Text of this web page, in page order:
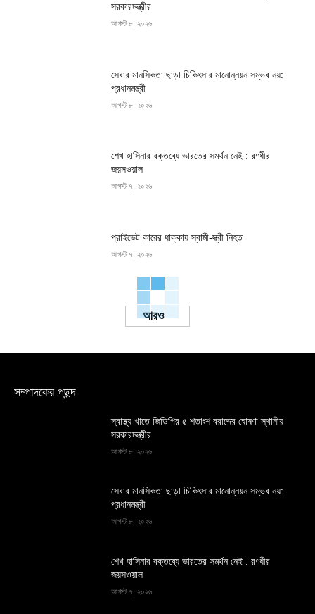
সরকারমন্ত্রীর
আগস্ট ৮, ২০২৬
সেবার মানসিকতা ছাড়া চিকিৎসার মানোন্নয়ন সম্ভব নয়:
প্রধানমন্ত্রী
আগস্ট ৮, ২০২৬
শেখ হাসিনার বক্তব্যে ভারতের সমর্থন নেই : রণধীর
জয়সওয়াল
আগস্ট ৭, ২০২৬
প্রাইভেট কারের ধাক্কায় স্বামী-স্ত্রী নিহত
আগস্ট ৭, ২০২৬
Load more
সম্পাদকের পছন্দ
স্বাস্থ্য খাতে জিডিপির ৫ শতাংশ বরাদ্দের ঘোষণা স্থানীয়
সরকারমন্ত্রীর
আগস্ট ৮, ২০২৬
সেবার মানসিকতা ছাড়া চিকিৎসার মানোন্নয়ন সম্ভব নয়:
প্রধানমন্ত্রী
আগস্ট ৮, ২০২৬
শেখ হাসিনার বক্তব্যে ভারতের সমর্থন নেই : রণধীর
জয়সওয়াল
আগস্ট ৭, ২০২৬